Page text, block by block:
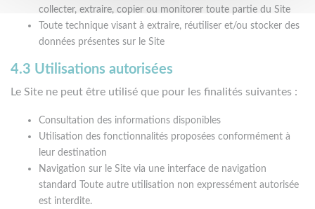
collecter, extraire, copier ou monitorer toute partie du Site
Toute technique visant à extraire, réutiliser et/ou stocker des
données présentes sur le Site
4.3 Utilisations autorisées
Le Site ne peut être utilisé que pour les finalités suivantes :
Consultation des informations disponibles
Utilisation des fonctionnalités proposées conformément à
leur destination
Navigation sur le Site via une interface de navigation
standard Toute autre utilisation non expressément autorisée
est interdite.